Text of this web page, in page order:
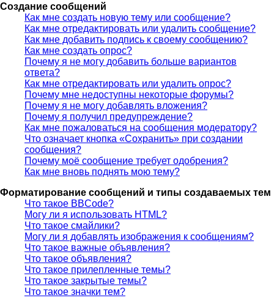
Создание сообщений
Как мне создать новую тему или сообщение?
Как мне отредактировать или удалить сообщение?
Как мне добавить подпись к своему сообщению?
Как мне создать опрос?
Почему я не могу добавить больше вариантов
ответа?
Как мне отредактировать или удалить опрос?
Почему мне недоступны некоторые форумы?
Почему я не могу добавлять вложения?
Почему я получил предупреждение?
Как мне пожаловаться на сообщения модератору?
Что означает кнопка «Сохранить» при создании
сообщения?
Почему моё сообщение требует одобрения?
Как мне вновь поднять мою тему?
Форматирование сообщений и типы создаваемых тем
Что такое BBCode?
Могу ли я использовать HTML?
Что такое смайлики?
Могу ли я добавлять изображения к сообщениям?
Что такое важные объявления?
Что такое объявления?
Что такое прилепленные темы?
Что такое закрытые темы?
Что такое значки тем?